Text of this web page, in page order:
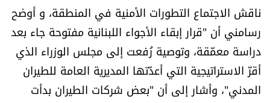
ناقش الاجتماع التطورات الأمنية في المنطقة، و أوضح
رسامني أن "قرار إبقاء الأجواء اللبنانية مفتوحة جاء بعد
دراسة معمّقة، وتوصية رُفعت إلى مجلس الوزراء الذي
أقرّ الاستراتيجية التي أعدّتها المديرية العامة للطيران
المدني"، وأشار إلى أن "بعض شركات الطيران بدأت